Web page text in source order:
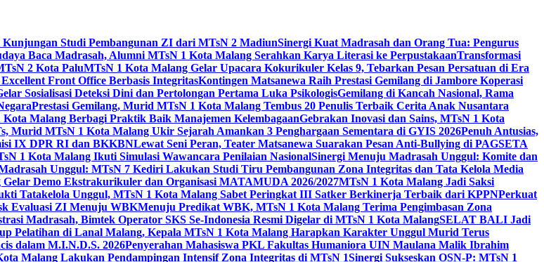
Studi Pembangunan ZI dari MTsN 2 MadiunSinergi Kuat Madrasah dan Orang Tua: Pengurus
Baca Madrasah, Alumni MTsN 1 Kota Malang Serahkan Karya Literasi ke PerpustakaanTransformasi
2 Kota PaluMTsN 1 Kota Malang Gelar Upacara Kokurikuler Kelas 9, Tebarkan Pesan Persatuan di Era
Front Office Berbasis IntegritasKontingen Matsanewa Raih Prestasi Gemilang di Jambore Koperasi
Sosialisasi Deteksi Dini dan Pertolongan Pertama Luka PsikologisGemilang di Kancah Nasional, Rama
Prestasi Gemilang, Murid MTsN 1 Kota Malang Tembus 20 Penulis Terbaik Cerita Anak Nusantara
Malang Berbagi Praktik Baik Manajemen KelembagaanGebrakan Inovasi dan Sains, MTsN 1 Kota
Murid MTsN 1 Kota Malang Ukir Sejarah Amankan 3 Penghargaan Sementara di GYIS 2026Penuh Antusias,
IX DPR RI dan BKKBNLewat Seni Peran, Teater Matsanewa Suarakan Pesan Anti-Bullying di PAGSETA
1 Kota Malang Ikuti Simulasi Wawancara Penilaian NasionalSinergi Menuju Madrasah Unggul: Komite dan
Unggul: MTsN 7 Kediri Lakukan Studi Tiru Pembangunan Zona Integritas dan Tata Kelola Media
Demo Ekstrakurikuler dan Organisasi MATAMUDA 2026/2027MTsN 1 Kota Malang Jadi Saksi
Tatakelola Unggul, MTsN 1 Kota Malang Sabet Peringkat III Satker Berkinerja Terbaik dari KPPNPerkuat
Evaluasi ZI Menuju WBKMenuju Predikat WBK, MTsN 1 Kota Malang Terima Pengimbasan Zona
Madrasah, Bimtek Operator SKS Se-Indonesia Resmi Digelar di MTsN 1 Kota MalangSELAT BALI Jadi
Pelatihan di Lanal Malang, Kepala MTsN 1 Kota Malang Harapkan Karakter Unggul Murid Terus
dalam M.I.N.D.S. 2026Penyerahan Mahasiswa PKL Fakultas Humaniora UIN Maulana Malik Ibrahim
Malang Lakukan Pendampingan Intensif Zona Integritas di MTsN 1Sinergi Sukseskan OSN-P: MTsN 1